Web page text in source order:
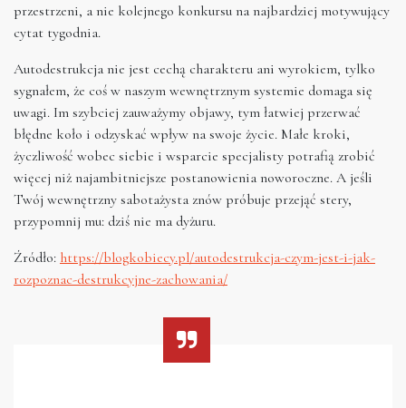
przestrzeni, a nie kolejnego konkursu na najbardziej motywujący
cytat tygodnia.
Autodestrukcja nie jest cechą charakteru ani wyrokiem, tylko
sygnałem, że coś w naszym wewnętrznym systemie domaga się
uwagi. Im szybciej zauważymy objawy, tym łatwiej przerwać
błędne koło i odzyskać wpływ na swoje życie. Małe kroki,
życzliwość wobec siebie i wsparcie specjalisty potrafią zrobić
więcej niż najambitniejsze postanowienia noworoczne. A jeśli
Twój wewnętrzny sabotażysta znów próbuje przejąć stery,
przypomnij mu: dziś nie ma dyżuru.
Źródło: https://blogkobiecy.pl/autodestrukcja-czym-jest-i-jak-
rozpoznac-destrukcyjne-zachowania/